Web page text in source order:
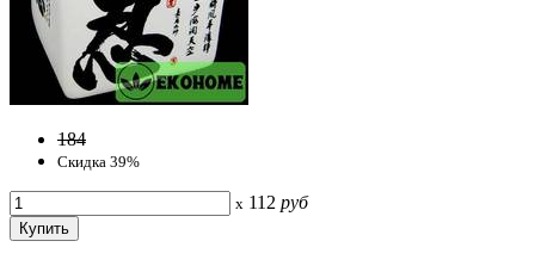
184
Скидка 39%
x 112 руб